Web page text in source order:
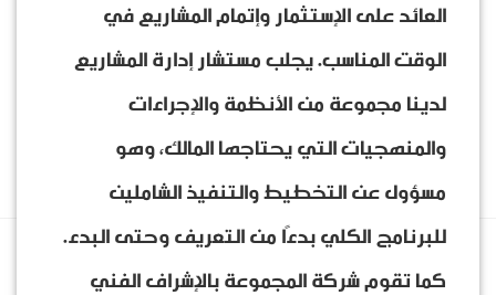
العائد على الإستثمار وإتمام المشاريع في
الوقت المناسب. يجلب مستشار إدارة المشاريع
لدينا مجموعة من الأنظمة والإجراءات
والمنهجيات التي يحتاجها المالك، وهو
مسؤول عن التخطيط والتنفيذ الشاملين
للبرنامج الكلي بدءًا من التعريف وحتى البدء.
كما تقوم شركة المجموعة بالإشراف الفني